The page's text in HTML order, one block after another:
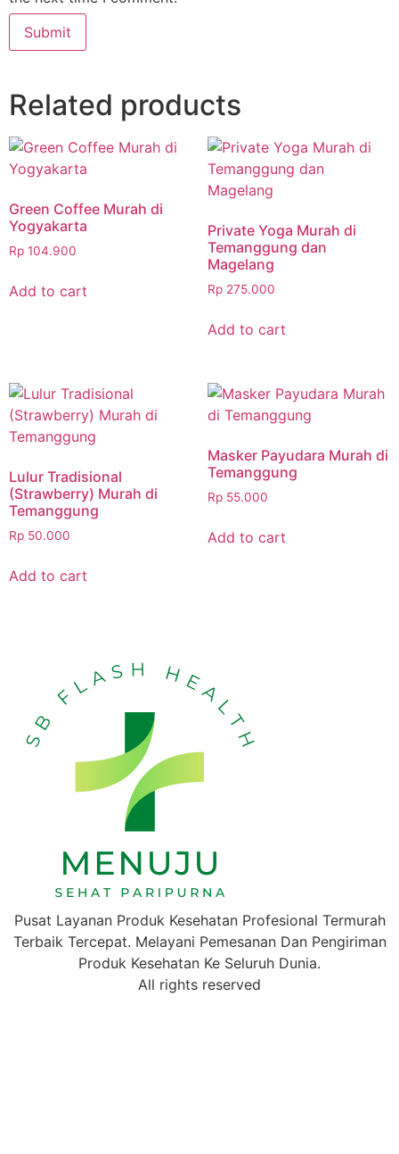
Related products
Green Coffee Murah di
Yogyakarta
Rp 104.900
Add to cart
Private Yoga Murah di
Temanggung dan
Magelang
Rp275.000
Add to cart
Lulur Tradisional
(Strawberry) Murah di
Temanggung
Rp 50.000
Add to cart
Masker Payudara Murah di
Temanggung
Rp55.000
Add to cart
Pusat Layanan Produk Kesehatan Profesional Termurah
Terbaik Tercepat. Melayani Pemesanan Dan Pengiriman
Produk Kesehatan Ke Seluruh Dunia.
All rights reserved